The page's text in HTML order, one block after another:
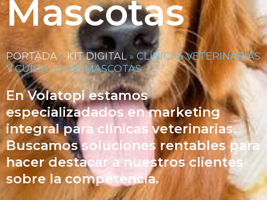
Mascotas
PORTADA » KIT DIGITAL »CLÍNICAS VETERINARIAS
Y CUIDADO DE MASCOTAS
En Volatopi estamos
especializadados en marketing
integral para clínicas veterinarias.
Buscamos soluciones rentables para
hacer destacar a nuestros clientes
sobre la competencia.